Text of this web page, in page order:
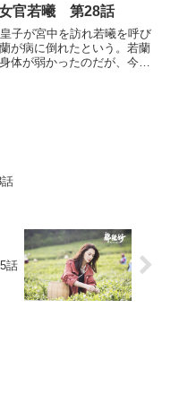
大強から、明玉が...
官若曦 第28話
子が宮中を訪れ若曦を呼び
が病に倒れたという。若蘭
体が弱かったのだが、今回
話